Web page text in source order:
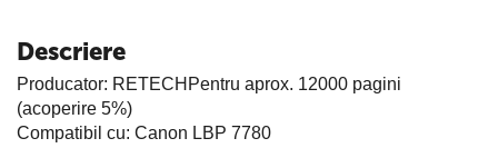
Descriere
Producator: RETECHPentru aprox. 12000 pagini
(acoperire 5%)
Compatibil cu: Canon LBP 7780